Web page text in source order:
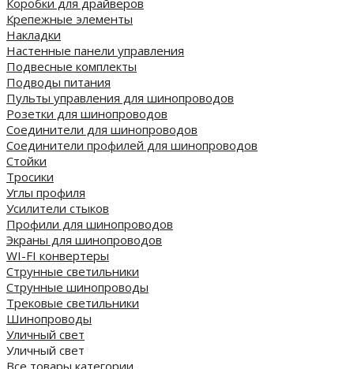
Крепежные элементы
Накладки
Настенные панели управления
Подвесные комплекты
Подводы питания
Пульты управления для шинопроводов
Розетки для шинопроводов
Соединители для шинопроводов
Соединители профилей для шинопроводов
Стойки
Тросики
Углы профиля
Усилители стыков
Профили для шинопроводов
Экраны для шинопроводов
WI-FI конвертеры
Струнные светильники
Струнные шинопроводы
Трековые светильники
Шинопроводы
Уличный свет
Уличный свет
Все товары категории